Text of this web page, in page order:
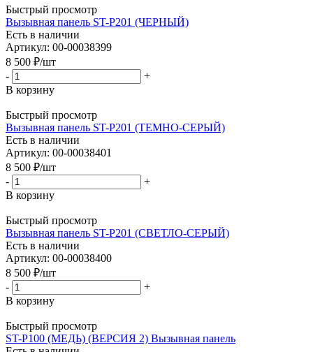
Быстрый просмотр
Вызывная панель ST-P201 (ЧЕРНЫЙ)
Есть в наличии
Артикул: 00-00038399
8 500 ₽/шт
-
+
В корзину
Быстрый просмотр
Вызывная панель ST-P201 (ТЕМНО-СЕРЫЙ)
Есть в наличии
Артикул: 00-00038401
8 500 ₽/шт
-
+
В корзину
Быстрый просмотр
Вызывная панель ST-P201 (СВЕТЛО-СЕРЫЙ)
Есть в наличии
Артикул: 00-00038400
8 500 ₽/шт
-
+
В корзину
Быстрый просмотр
ST-P100 (МЕДЬ) (ВЕРСИЯ 2) Вызывная панель